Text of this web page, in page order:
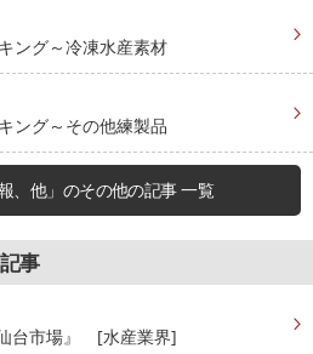
ング～冷凍水産素材
ング～その他練製品
、他」のその他の記事 一覧
事
台市場』 [水産業界]